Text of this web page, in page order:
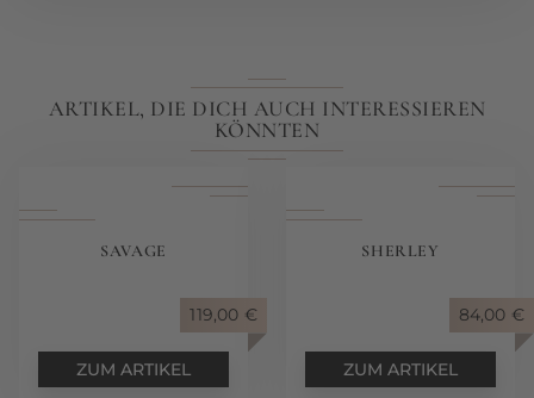
ARTIKEL, DIE DICH AUCH INTERESSIEREN
KÖNNTEN
SAVAGE
119,00 €
ZUM ARTIKEL
SHERLEY
84,00 €
ZUM ARTIKEL